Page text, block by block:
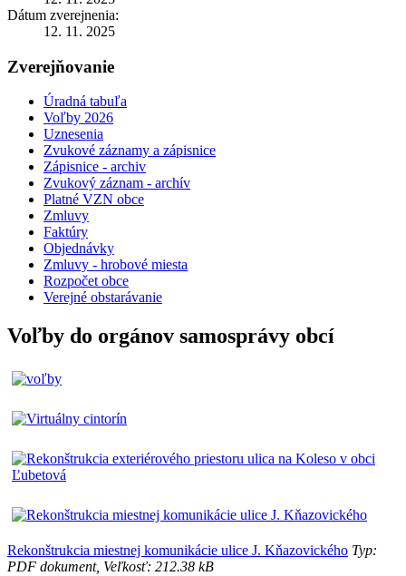
Dátum zverejnenia:
12. 11. 2025
Zverejňovanie
Úradná tabuľa
Voľby 2026
Uznesenia
Zvukové záznamy a zápisnice
Zápisnice - archiv
Zvukový záznam - archív
Platné VZN obce
Zmluvy
Faktúry
Objednávky
Zmluvy - hrobové miesta
Rozpočet obce
Verejné obstarávanie
Voľby do orgánov samosprávy obcí
Rekonštrukcia miestnej komunikácie ulice J. Kňazovického Typ:
PDF dokument, Veľkosť: 212.38 kB